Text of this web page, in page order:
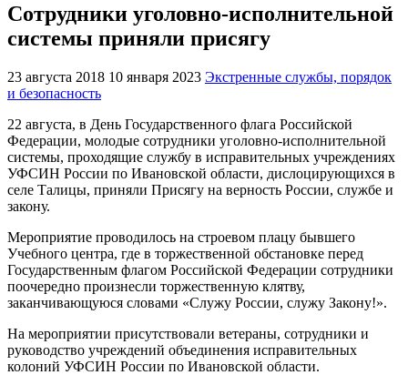
Сотрудники уголовно-исполнительной
системы приняли присягу
23 августа 2018 10 января 2023 Экстренные службы, порядок
и безопасность
22 августа, в День Государственного флага Российской
Федерации, молодые сотрудники уголовно-исполнительной
системы, проходящие службу в исправительных учреждениях
УФСИН России по Ивановской области, дислоцирующихся в
селе Талицы, приняли Присягу на верность России, службе и
закону.
Мероприятие проводилось на строевом плацу бывшего
Учебного центра, где в торжественной обстановке перед
Государственным флагом Российской Федерации сотрудники
поочередно произнесли торжественную клятву,
заканчивающуюся словами «Служу России, служу Закону!».
На мероприятии присутствовали ветераны, сотрудники и
руководство учреждений объединения исправительных
колоний УФСИН России по Ивановской области.